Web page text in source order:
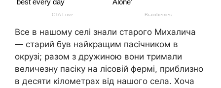
Все в нашому селі знали старого Михалича
— старий був найкращим пасічником в
окрузі; разом з дружиною вони тримали
величезну пасіку на лісовій фермі, приблизно
в десяти кілометрах від нашого села. Хоча